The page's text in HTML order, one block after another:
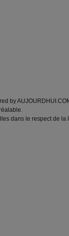
by
dans le respect de